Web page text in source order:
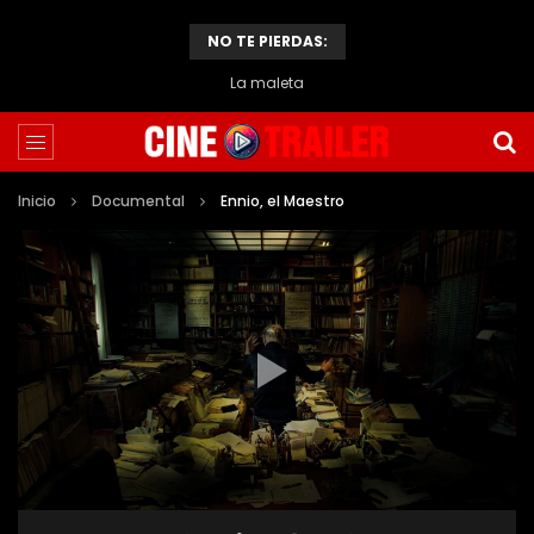
NO TE PIERDAS:
La maleta
Inicio Documental Ennio, el Maestro